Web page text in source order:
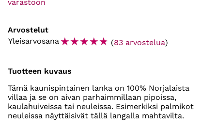
varastoon
Arvostelut
Yleisarvosana☆☆☆☆☆ (83 arvostelua)
Tuotteen kuvaus
Tämä kaunispintainen lanka on 100% Norjalaista
villaa ja se on aivan parhaimmillaan pipoissa,
kaulahuiveissa tai neuleissa. Esimerkiksi palmikot
neuleissa näyttäisivät tällä langalla mahtavilta.